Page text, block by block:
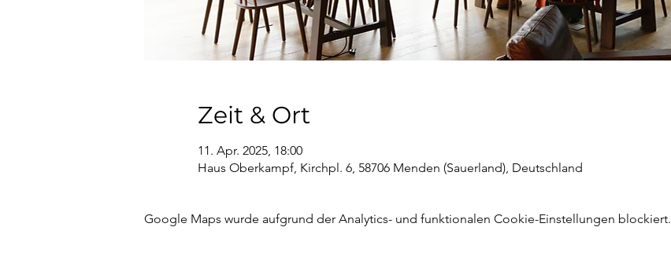
Zeit & Ort
11. Apr. 2025, 18:00
Haus Oberkampf, Kirchpl. 6, 58706 Menden (Sauerland), Deutschland
Google Maps wurde aufgrund der Analytics- und funktionalen Cookie-Einstellungen blockiert.